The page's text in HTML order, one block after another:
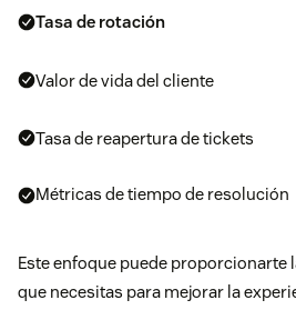
Tasa de rotación
Valor de vida del cliente
Tasa de reapertura de tickets
Métricas de tiempo de resolución
Este enfoque puede
que necesitas para mejorar la